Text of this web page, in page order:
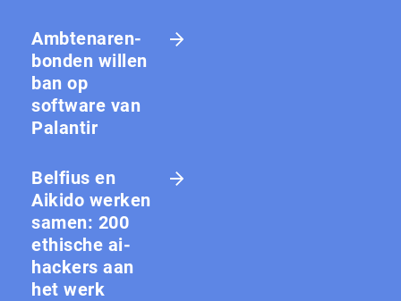
Amb­te­na­ren­
bon­den willen
ban op
software van
Palantir
Belfius en
Aikido werken
samen: 200
ethische ai-
hackers aan
het werk